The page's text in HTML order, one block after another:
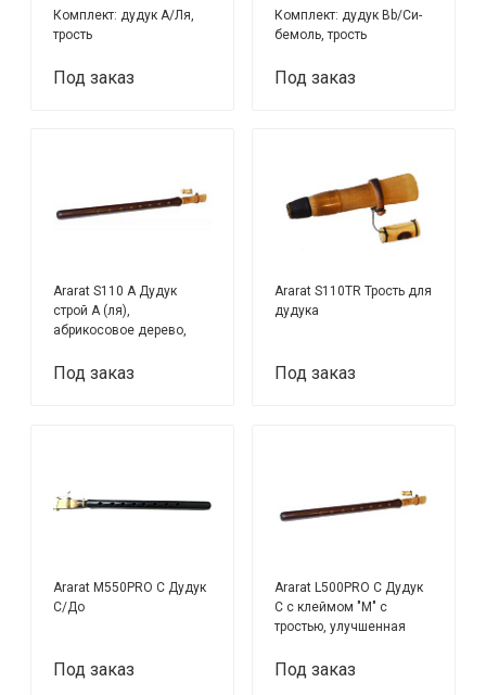
Комплект: дудук А/Ля,
трость
Под заказ
Комплект: дудук Bb/Си-
бемоль, трость
Под заказ
Ararat S110 A Дудук
строй A (ля),
абрикосовое дерево,
Под заказ
Ararat S110TR Трость для
дудука
Под заказ
Ararat M550PRO C Дудук
C/До
Под заказ
Ararat L500PRO С Дудук
С с клеймом "М" с
тростью, улучшенная
Под заказ